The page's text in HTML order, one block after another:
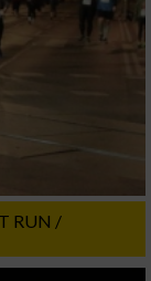
RUN /